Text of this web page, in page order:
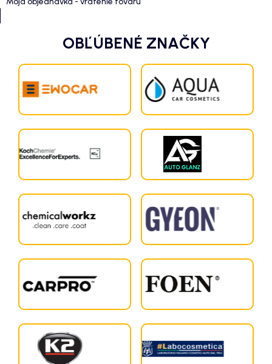
OBĽÚBENÉ ZNAČKY